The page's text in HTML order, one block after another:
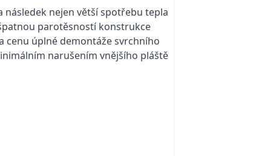
následek nejen větší spotřebu tepla
parotěsností konstrukce
cenu úplné demontáže svrchního
narušením vnějšího pláště